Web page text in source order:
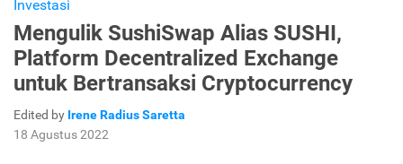
Investasi
Mengulik SushiSwap Alias SUSHI,
Platform Decentralized Exchange
untuk Bertransaksi Cryptocurrency
Edited by Irene Radius Saretta
18 Agustus 2022